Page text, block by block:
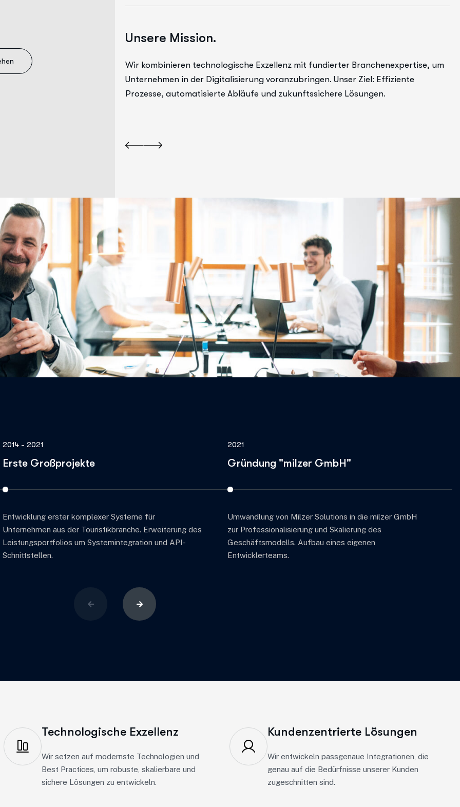
in der
Unsere Mission.
Wir kombinieren technologische Exzellenz mit fundierter Branchenexpertise, um
Unternehmen in der Digitalisierung voranzubringen. Unser Ziel: Effiziente
Prozesse, automatisierte Abläufe und zukunftssichere Lösungen.
2014 - 2021
Erste Großprojekte
Entwicklung erster komplexer Systeme für
Unternehmen aus der Touristikbranche. Erweiterung des
Leistungsportfolios um Systemintegration und API-
Schnittstellen.
2021
Gründung "milzer GmbH"
Umwandlung von Milzer Solutions in die milzer GmbH
zur Professionalisierung und Skalierung des
Geschäftsmodells. Aufbau eines eigenen
Entwicklerteams.
Technologische Exzellenz
Wir setzen auf modernste Technologien und
Best Practices, um robuste, skalierbare und
sichere Lösungen zu entwickeln.
Kundenzentrierte Lösungen
Wir entwickeln passgenaue Integrationen, die
genau auf die Bedürfnisse unserer Kunden
zugeschnitten sind.